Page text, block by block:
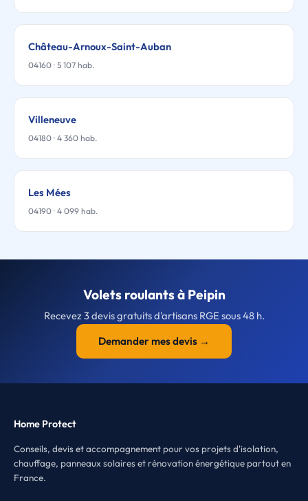
Château-Arnoux-Saint-Auban
04160 · 5 107 hab.
Villeneuve
04180 · 4 360 hab.
Les Mées
04190 · 4 099 hab.
Volets roulants à Peipin
Recevez 3 devis gratuits d'artisans RGE sous 48 h.
Demander mes devis →
Home Protect
Conseils, devis et accompagnement pour vos projets d'isolation,
chauffage, panneaux solaires et rénovation énergétique partout en
France.